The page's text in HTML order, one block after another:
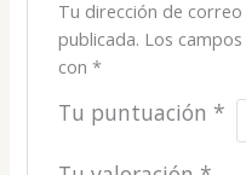
Tu dirección de
publicada. Los
con *
Tu puntuación *